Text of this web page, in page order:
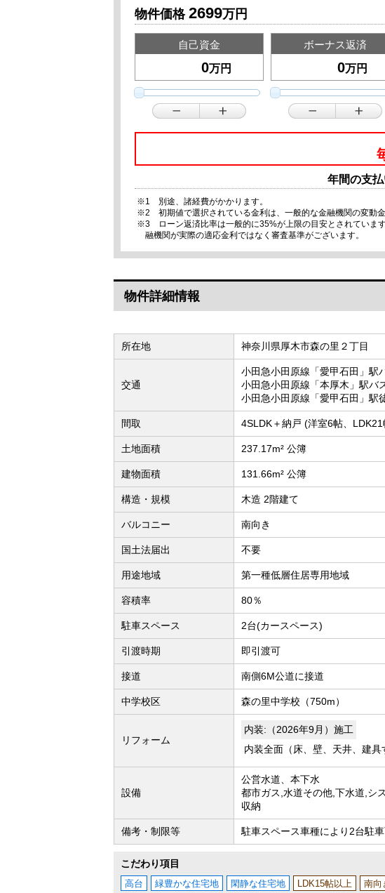
物件価格 2699万円
自己資金
万円
ボーナス返済
万円
年間の支
※1 別途、諸経費がかかります。
※2 初期値で選択されている金利は、一般的な金融機関の変動金
※3 ローン返済比率は一般的に35%が上限の目安とされていま
融機関が実際の適応金利ではなく審査基準がございます。
物件詳細情報
所在地 神奈川県厚木市森の里２丁目
交通
小田急小田原線「愛甲石田」駅
小田急小田原線「本厚木」駅バ
小田急小田原線「愛甲石田」駅
間取 4SLDK＋納戸 (洋室6帖、
土地面積 237.17m² 公簿
建物面積 131.66m² 公簿
構造・規模 木造 2階建て
バルコニー 南向き
国土法届出 不要
用途地域 第一種低層住居専用地域
容積率 80％
駐車スペース 2台(カースペース)
引渡時期 即引渡可
接道 南側6M公道に接道
中学校区 森の里中学校（750m）
リフォーム
内装:（2026年9月）施工
内装全面（床、壁、天井、建
設備
公営水道、本下水
都市ガス,水道その他,下水道,シ
収納
備考・制限等 駐車スペース車種により2台駐
こだわり項目
高台 緑豊かな住宅地 閑静な住宅地 LDK15帖以上 南向